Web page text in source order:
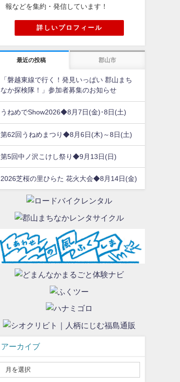
報などを集約・発信しています！
詳しいプロフィール
最近の投稿 郡山市
「磐越東線で行く！発見いっぱい 郡山まち
なか探検隊！」参加者募集のお知らせ
うねめでShow2026◆8月7日(金)･8日(土)
第62回うねめまつり◆8月6日(木)～8日(土)
第5回中ノ沢こけし祭り◆9月13日(日)
2026芝桜の里ひらた 花火大会◆8月14日(金)
アーカイブ